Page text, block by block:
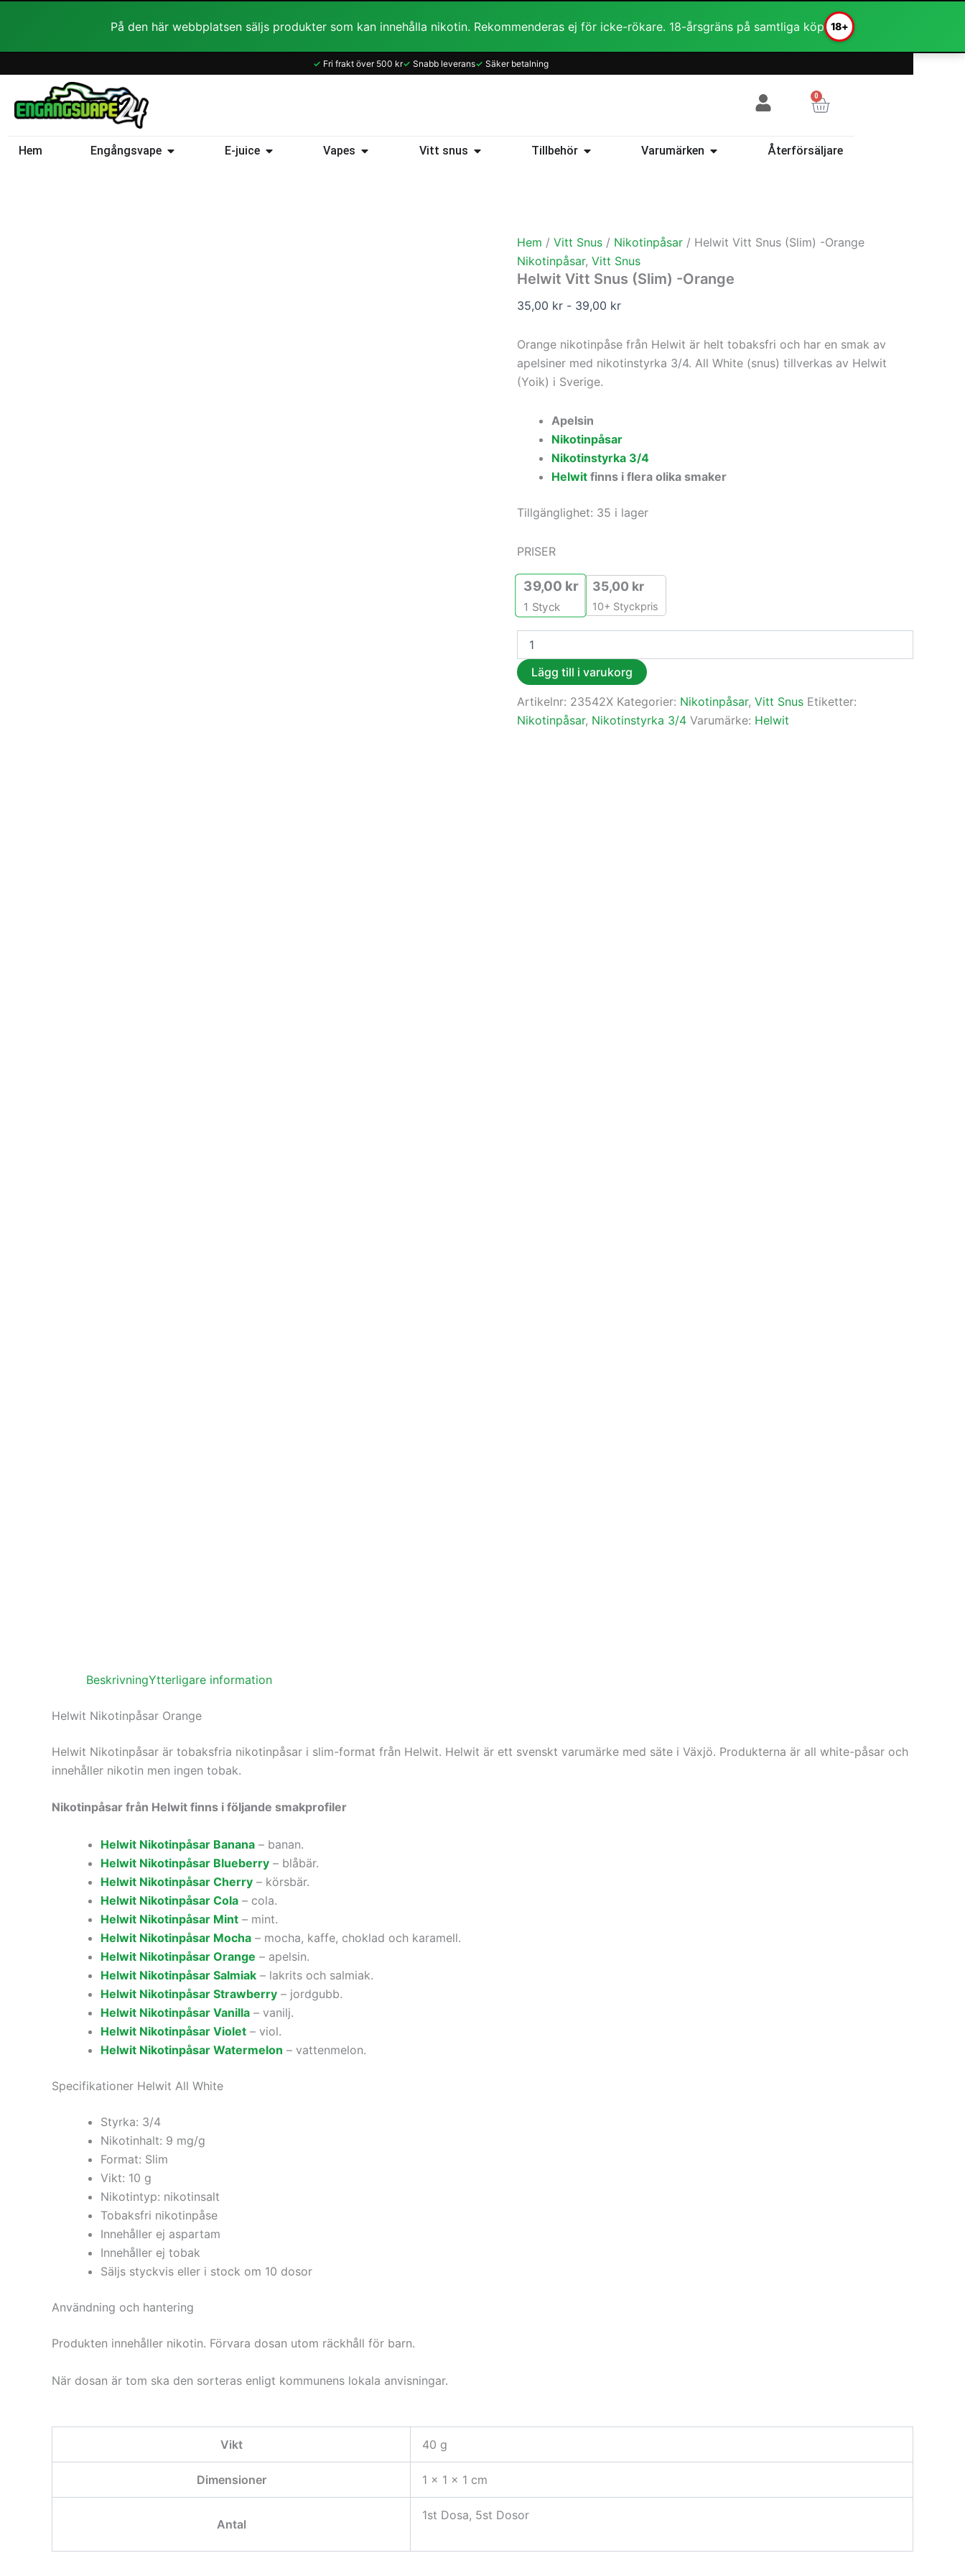
På den här webbplatsen säljs produkter som kan innehålla nikotin. Rekommenderas ej för icke-rökare. 18-årsgräns på samtliga köp 18+
✓ Fri frakt över 500 kr✓ Snabb leverans✓ Säker betalning
0
Varukorg
Hem Engångsvape Öppna Engångsvape
E-juice Öppna E-juiceVapes Öppna VapesVitt snus Öppna Vitt snusTillbehör Öppna TillbehörVarumärken Öppna VarumärkenÅterförsäljare
Hem / Vitt Snus / Nikotinpåsar / Helwit Vitt Snus (Slim) -Orange
Nikotinpåsar, Vitt Snus
Helwit Vitt Snus (Slim) -Orange
35,00 kr - 39,00 kr
Orange nikotinpåse från Helwit är helt tobaksfri och har en smak av
apelsiner med nikotinstyrka 3/4. All White (snus) tillverkas av Helwit
(Yoik) i Sverige.
Apelsin
Nikotinpåsar
Nikotinstyrka 3/4
Helwit finns i flera olika smaker
Tillgänglighet: 35 i lager
PRISER
39,00 kr
1 Styck
35,00 kr
10+ Styckpris
Helwit
Vitt
mängd
Lägg till i varukorg
Artikelnr: 23542X Kategorier: Nikotinpåsar, Vitt Snus Etiketter:
Nikotinpåsar, Nikotinstyrka 3/4 Varumärke: Helwit
BeskrivningYtterligare information
Helwit Nikotinpåsar Orange
Helwit Nikotinpåsar är tobaksfria nikotinpåsar i slim-format från Helwit. Helwit är ett svenskt varumärke med säte i Växjö. Produkterna är all white-påsar och
innehåller nikotin men ingen tobak.
Nikotinpåsar från Helwit finns i följande smakprofiler
Helwit Nikotinpåsar Banana – banan.
Helwit Nikotinpåsar Blueberry – blåbär.
Helwit Nikotinpåsar Cherry – körsbär.
Helwit Nikotinpåsar Cola – cola.
Helwit Nikotinpåsar Mint – mint.
Helwit Nikotinpåsar Mocha – mocha, kaffe, choklad och karamell.
Helwit Nikotinpåsar Orange – apelsin.
Helwit Nikotinpåsar Salmiak – lakrits och salmiak.
Helwit Nikotinpåsar Strawberry – jordgubb.
Helwit Nikotinpåsar Vanilla – vanilj.
Helwit Nikotinpåsar Violet – viol.
Helwit Nikotinpåsar Watermelon – vattenmelon.
Specifikationer Helwit All White
Styrka: 3/4
Nikotinhalt: 9 mg/g
Format: Slim
Vikt: 10 g
Nikotintyp: nikotinsalt
Tobaksfri nikotinpåse
Innehåller ej aspartam
Innehåller ej tobak
Säljs styckvis eller i stock om 10 dosor
Användning och hantering
Produkten innehåller nikotin. Förvara dosan utom räckhåll för barn.
När dosan är tom ska den sorteras enligt kommunens lokala anvisningar.
Vikt 40 g
Dimensioner 1 × 1 × 1 cm
Antal
1st Dosa, 5st Dosor